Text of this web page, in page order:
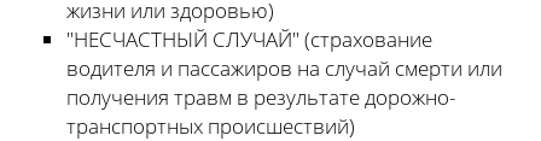
жизни или здоровью)
"НЕСЧАСТНЫЙ СЛУЧАЙ" (страхование
водителя и пассажиров на случай смерти или
получения травм в результате дорожно-
транспортных происшествий)